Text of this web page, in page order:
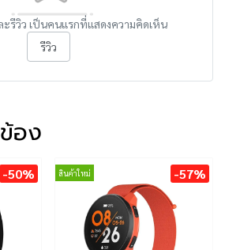
รีวิว เป็นคนแรกที่แสดงความคิดเห็น
รีวิว
อง
-50% สินค้าใหม่ -57%